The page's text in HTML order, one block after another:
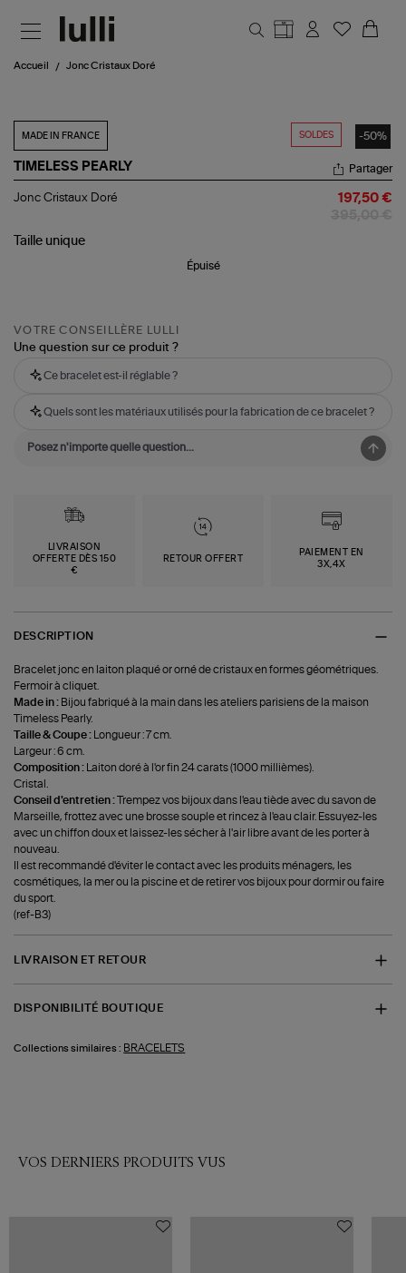
Accueil Jonc Cristaux Doré
SOLDES -50%
MADE IN FRANCE
TIMELESS PEARLY
Jonc
Partager
Jonc Cristaux Doré 197,50 €
Taille unique
Épuisé
VOTRE CONSEILLÈRE LULLI
Une question sur ce produit ?
Ce bracelet est-il réglable ?
Quels sont les matériaux utilisés pour la fabrication de ce bracelet ?
LIVRAISON
OFFERTE DÈS 150
€
RETOUR OFFERT
PAIEMENT EN
3X,4X
DESCRIPTION
Bracelet jonc en laiton plaqué or orné de cristaux en formes géométriques.
Fermoir à cliquet.
Made in : Bijou fabriqué à la main dans les ateliers parisiens de la maison
Timeless Pearly.
Taille & Coupe :
Longueur : 7 cm.
Largeur : 6 cm.
Composition :
Laiton doré à l'or fin 24 carats (1000 millièmes).
Cristal.
Conseil d'entretien :Trempez vos bijoux dans l'eau tiède avec du savon de
Marseille, frottez avec une brosse souple et rincez à l'eau clair. Essuyez-les
avec un chiffon doux et laissez-les sécher à l'air libre avant de les porter à
nouveau.
Il est recommandé d'éviter le contact avec les produits ménagers, les
cosmétiques, la mer ou la piscine et de retirer vos bijoux pour dormir ou faire
du sport.
(ref-B3)
LIVRAISON ET RETOUR
DISPONIBILITÉ BOUTIQUE
Collections similaires : BRACELETS
VOS DERNIERS PRODUITS VUS